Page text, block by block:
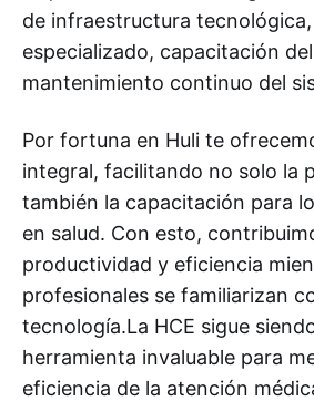
de infraestructura
especializado, capacitación
mantenimiento continuo del
Por fortuna en Huli te
integral, facilitando no solo la
también la capacitación para
en salud. Con esto,
productividad y eficiencia
profesionales se familiarizan
tecnología.La HCE sigue
herramienta invaluable para
eficiencia de la atención